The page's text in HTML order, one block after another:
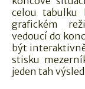
celou tabulku
grafickém
vedoucí do
být
stisku
jeden tah